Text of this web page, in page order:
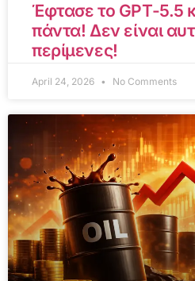
Έφτασε το GPT-5.5
πάντα! Δεν είναι
περίμενες!
April 24, 2026 No Comments